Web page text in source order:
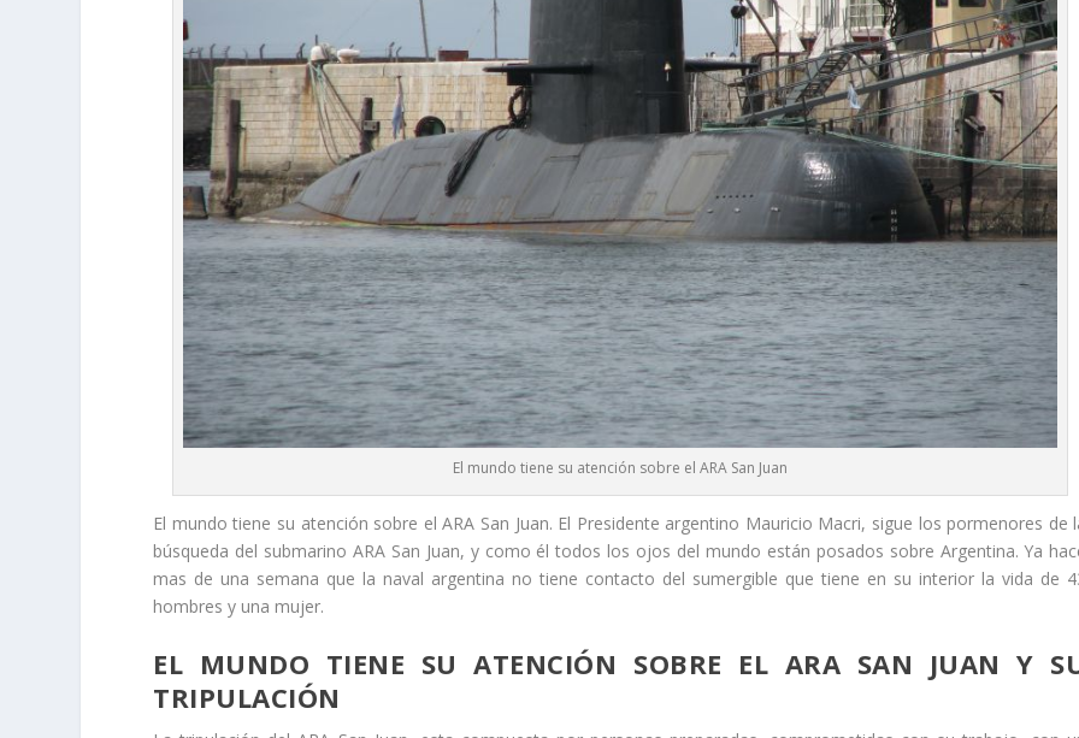
El mundo tiene su atención sobre el ARA San Juan
El mundo tiene su atención sobre el ARA San Juan. El Presidente argentino Mauricio Macri, sigue los pormenores de
búsqueda del submarino ARA San Juan, y como él todos los ojos del mundo están posados sobre Argentina. Ya
mas de una semana que la naval argentina no tiene contacto del sumergible que tiene en su interior la vida de
hombres y una mujer.
EL MUNDO TIENE SU ATENCIÓN SOBRE EL ARA SAN JUAN Y
TRIPULACIÓN